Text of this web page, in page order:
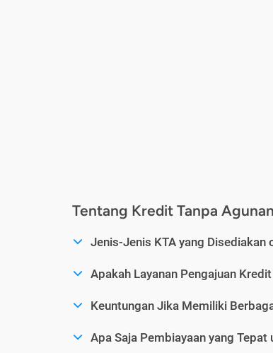
Tentang Kredit Tanpa
Jenis-Jenis KTA yang Disediakan
Apakah Layanan Pengajuan
Keuntungan Jika Memiliki
Apa Saja Pembiayaan yang